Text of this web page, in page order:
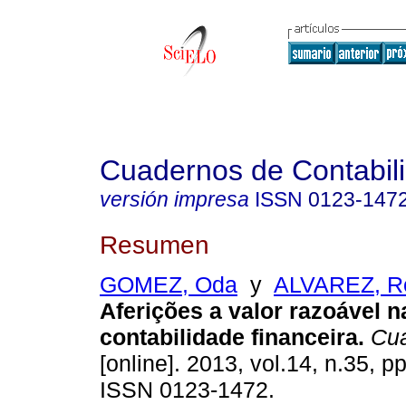
Cuadernos de
versión impresa ISSN 0123-
Resumen
GOMEZ, Oda y ALVAREZ,
Aferições a valor razoável
contabilidade financeira.
[online]. 2013, vol.14, n.35,
ISSN 0123-1472.